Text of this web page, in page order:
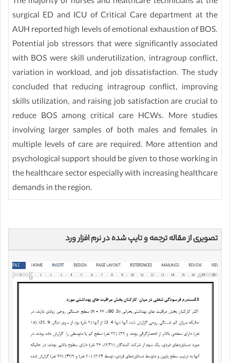
surgical ED and ICU of Critical Care department at the
AUH reported high levels of emotional exhaustion of BOS.
Potential job stressors that were significantly associated
with BOS were skill underutilization, intragroup conflict,
variation in workload, and job dissatisfaction. The study
concluded that reducing intragroup conflict, improving
skills utilization, and raising job satisfaction are crucial to
reduce BOS among critical care HCWs. More studies
involving larger samples of both males and females in
multiple levels of care are required. More attention and
psychological support should be given to those working in
the healthcare sector especially with increasing healthcare
demands in the region.
تصویری از مقاله ترجمه و تایپ شده در نرم افزار ورد